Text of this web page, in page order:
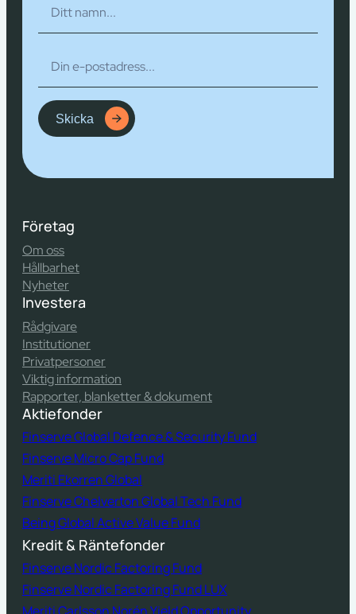
Skicka
Företag
Om oss
Hållbarhet
Nyheter
Investera
Rådgivare
Institutioner
Privatpersoner
Viktig information
Rapporter, blanketter & dokument
Aktiefonder
Finserve Global Defence & Security Fund
Finserve Micro Cap Fund
Meriti Ekorren Global
Finserve Chelverton Global Tech Fund
Being Global Active Value Fund
Kredit & Räntefonder
Finserve Nordic Factoring Fund
Finserve Nordic Factoring Fund LUX